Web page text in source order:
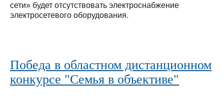
сети» будет отсутствовать электроснабжение
электросетевого оборудования.
Победа в областном дистанционном
конкурсе "Семья в объективе"